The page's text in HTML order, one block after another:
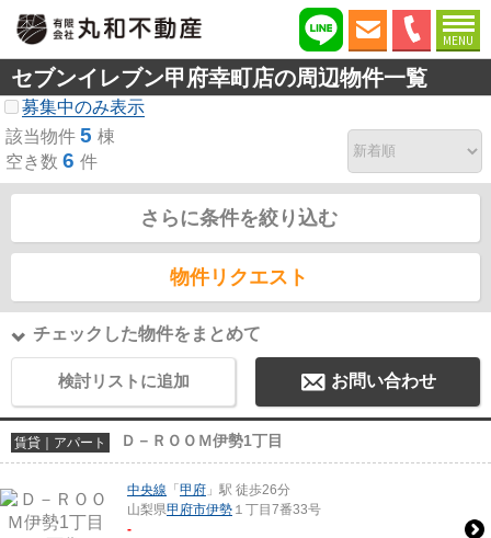
MENU
セブンイレブン甲府幸町店の周辺物件一覧
募集中のみ表示
該当物件 5 棟
空き数 6 件
さらに条件を絞り込む
物件リクエスト
チェックした物件をまとめて
検討リストに追加 お問い合わせ
賃貸｜アパート Ｄ－ＲＯＯＭ伊勢1丁目
中央線 「 甲府 」駅 徒歩26分
山梨県甲府市伊勢 １丁目7番33号
-